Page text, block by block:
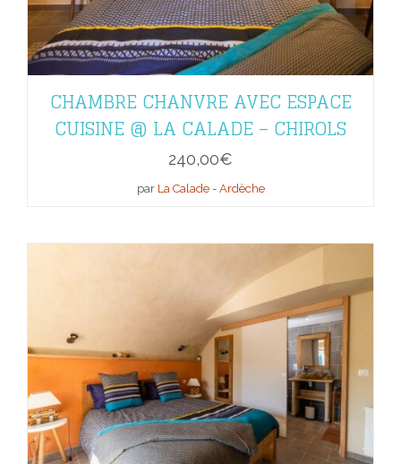
CHAMBRE CHANVRE AVEC ESPACE
CUISINE @ LA CALADE – CHIROLS
240,00€
par La Calade - Ardèche